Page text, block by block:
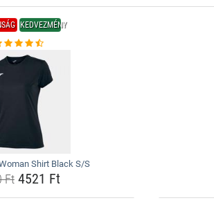
KEDVEZMÉNY
Shirt Black S/S
Ft4521 Ft